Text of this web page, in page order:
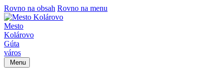
Rovno na obsah Rovno na menu
Mesto
Kolárovo
Gúta
város
Menu